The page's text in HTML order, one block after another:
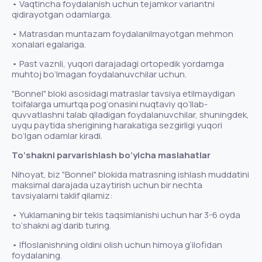
• Vaqtincha foydalanish uchun tejamkor variantni
qidirayotgan odamlarga.
• Matrasdan muntazam foydalanilmayotgan mehmon
xonalari egalariga.
• Past vaznli, yuqori darajadagi ortopedik yordamga
muhtoj bo‘lmagan foydalanuvchilar uchun.
"Bonnel" bloki asosidagi matraslar tavsiya etilmaydigan
toifalarga umurtqa pog‘onasini nuqtaviy qo‘llab-
quvvatlashni talab qiladigan foydalanuvchilar, shuningdek,
uyqu paytida sherigining harakatiga sezgirligi yuqori
bo‘lgan odamlar kiradi.
To‘shakni parvarishlash bo‘yicha maslahatlar
Nihoyat, biz "Bonnel" blokida matrasning ishlash muddatini
maksimal darajada uzaytirish uchun bir nechta
tavsiyalarni taklif qilamiz:
• Yuklamaning bir tekis taqsimlanishi uchun har 3-6 oyda
to‘shakni ag‘darib turing.
• Ifloslanishning oldini olish uchun himoya g‘ilofidan
foydalaning.